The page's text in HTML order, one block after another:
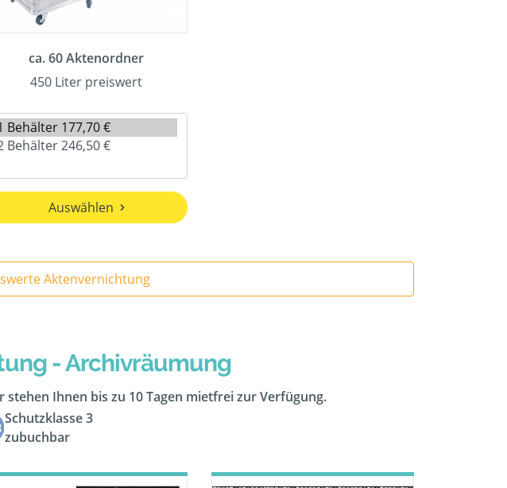
ca. 60 Aktenordner
450 Liter preiswert
Auswählen
Aktenvernichtung
- Archivräumung
Ihnen bis zu 10 Tagen mietfrei zur Verfügung.
Schutzklasse 3
zubuchbar